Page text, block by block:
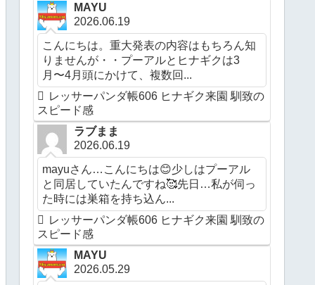
MAYU
2026.06.19
こんにちは。重大発表の内容はもちろん知
りませんが・・プーアルとヒナギクは3
月〜4月頭にかけて、複数回...
レッサーパンダ帳606 ヒナギク来園 馴致の
スピード感
ラブまま
2026.06.19
mayuさん…こんにちは😊少しはプーアル
と同居していたんですね🥰先日…私が伺っ
た時には巣箱を持ち込ん...
レッサーパンダ帳606 ヒナギク来園 馴致の
スピード感
MAYU
2026.05.29